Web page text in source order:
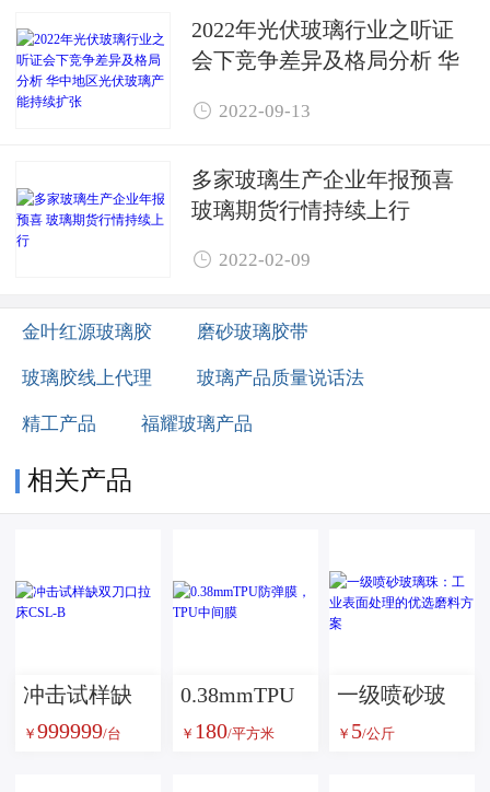
2022年光伏玻璃行业之听证
会下竞争差异及格局分析 华
张
 2022-09-13
多家玻璃生产企业年报预喜 ​
玻璃期货行情持续上行
 2022-02-09
金叶红源玻璃胶 磨砂玻璃胶带
玻璃胶线上代理 玻璃产品质量说话法
精工产品 福耀玻璃产品
相关产品
冲击试样缺
双刀口拉床
￥ 999999/台
0.38mmTPU
防弹膜，TPU
￥ 180/平方米
一级喷砂玻
璃珠：工业
￥ 5/公斤